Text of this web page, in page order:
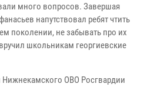
много вопросов. Завершая
напутствовал ребят чтить
поколении, не забывать про их
школьникам георгиевские
ОВО Росгвардии